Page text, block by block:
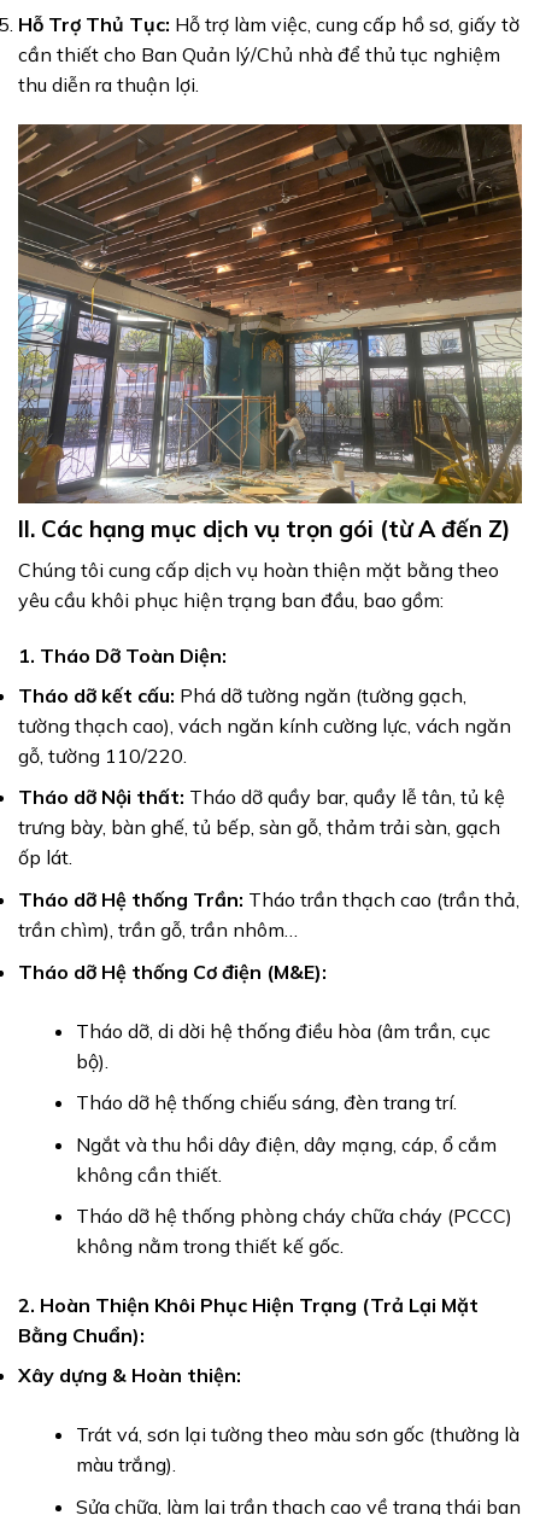
Hỗ Trợ Thủ Tục: Hỗ trợ làm việc, cung cấp hồ sơ, giấy tờ
cần thiết cho Ban Quản lý/Chủ nhà để thủ tục nghiệm
thu diễn ra thuận lợi.
II. Các hạng mục dịch vụ trọn gói (từ A đến Z)
Chúng tôi cung cấp dịch vụ hoàn thiện mặt bằng theo
yêu cầu khôi phục hiện trạng ban đầu, bao gồm:
1. Tháo Dỡ Toàn Diện:
Tháo dỡ kết cấu: Phá dỡ tường ngăn (tường gạch,
tường thạch cao), vách ngăn kính cường lực, vách ngăn
gỗ, tường 110/220.
Tháo dỡ Nội thất: Tháo dỡ quầy bar, quầy lễ tân, tủ kệ
trưng bày, bàn ghế, tủ bếp, sàn gỗ, thảm trải sàn, gạch
ốp lát.
Tháo dỡ Hệ thống Trần: Tháo trần thạch cao (trần thả,
trần chìm), trần gỗ, trần nhôm…
Tháo dỡ Hệ thống Cơ điện (M&E):
Tháo dỡ, di dời hệ thống điều hòa (âm trần, cục
bộ).
Tháo dỡ hệ thống chiếu sáng, đèn trang trí.
Ngắt và thu hồi dây điện, dây mạng, cáp, ổ cắm
không cần thiết.
Tháo dỡ hệ thống phòng cháy chữa cháy (PCCC)
không nằm trong thiết kế gốc.
2. Hoàn Thiện Khôi Phục Hiện Trạng (Trả Lại Mặt
Bằng Chuẩn):
Xây dựng & Hoàn thiện:
Trát vá, sơn lại tường theo màu sơn gốc (thường là
màu trắng).
Sửa chữa, làm lại trần thạch cao về trạng thái ban